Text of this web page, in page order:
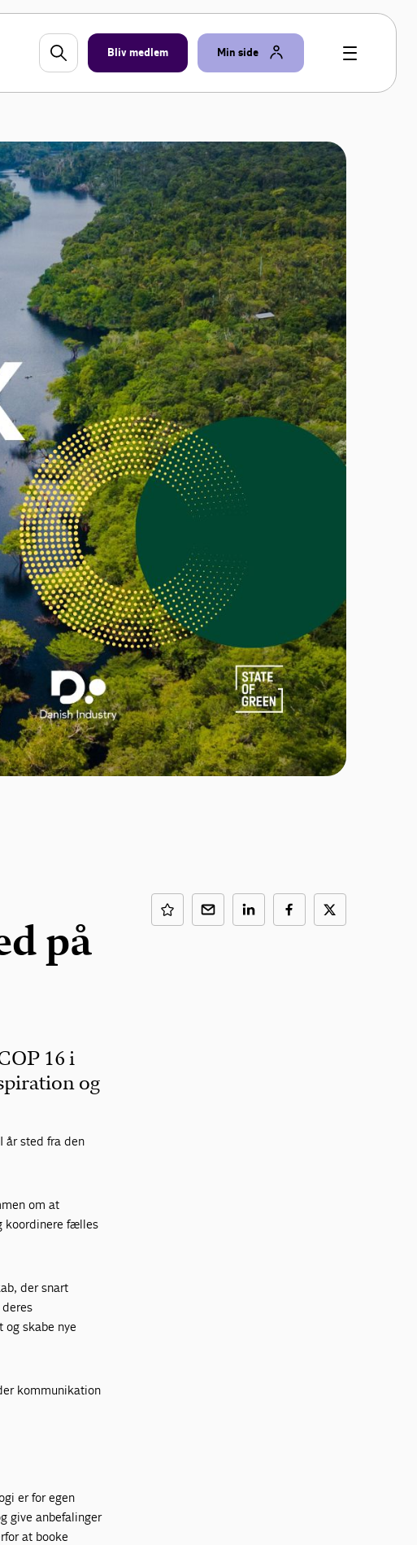
Bliv medlem Min side
på
16 i
og
år sted fra den
om at
koordinere fælles
der snart
skabe nye
kommunikation
er for egen
give anbefalinger
at booke